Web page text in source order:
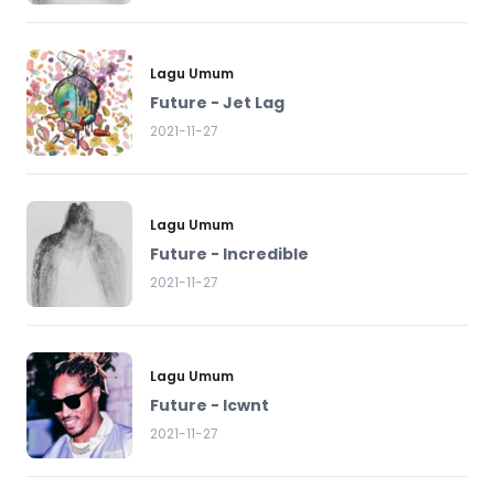
Lagu Umum
Future - Jet Lag
2021-11-27
Lagu Umum
Future - Incredible
2021-11-27
Lagu Umum
Future - Icwnt
2021-11-27